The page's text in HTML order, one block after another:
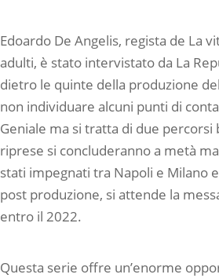
Edoardo De Angelis, regista de La
adulti, è stato intervistato da La
dietro le quinte della produzione
non individuare alcuni punti di
Geniale ma si tratta di due
riprese si concluderanno a metà
stati impegnati tra Napoli e Milano
post produzione, si attende la
entro il 2022.
Questa serie offre un’enorme